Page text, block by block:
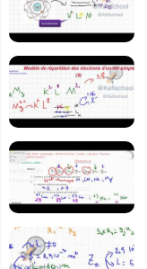
18:11
16:55
11:40